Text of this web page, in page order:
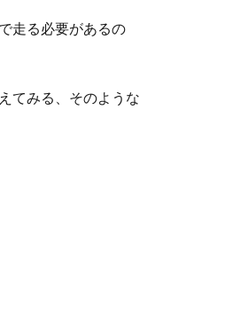
、瞬発力を鍛える方法な...
者の中には、どんな練習を
走る必要があるの
てみる、そのような